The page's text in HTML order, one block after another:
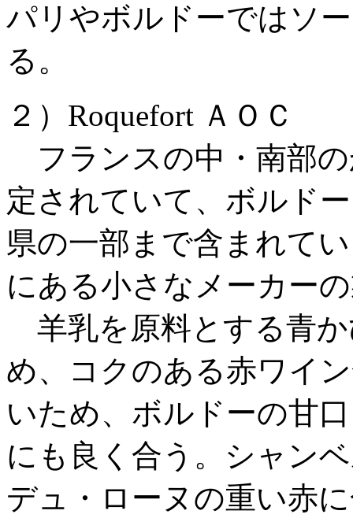
パリやボルドーではソ
る。
２）Roquefort ＡＯＣ
フランスの中・南部
定されていて、ボルド
県の一部まで含まれて
にある小さなメーカー
羊乳を原料とする青
め、コクのある赤ワイ
いため、ボルドーの甘
にも良く合う。シャン
デュ・ローヌの重い赤